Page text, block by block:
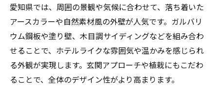
愛知県では、周囲の景観や気候に合わせて、落ち着いた
アースカラーや自然素材風の外壁が人気です。ガルバリ
ウム鋼板や塗り壁、木目調サイディングなどを組み合わ
せることで、ホテルライクな雰囲気や温かみを感じられ
る外観が実現します。玄関アプローチや植栽にもこだわ
ることで、全体のデザイン性がより高まります。